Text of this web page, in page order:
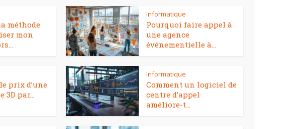
méthode
mon
Informatique
Pourquoi faire appel à
une agence
événementielle à...
prix d’une
3D par...
Informatique
Comment un logiciel de
centre d’appel
améliore-t...